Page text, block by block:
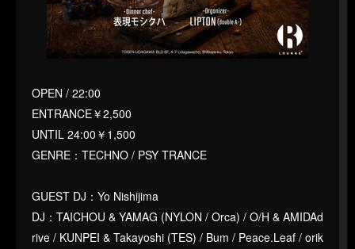
OPEN / 22:00
ENTRANCE￥2,500
UNTIL 24:00￥1,500
GENRE：TECHNO / PSY TRANCE
GUEST DJ：Yo Nishijima
DJ：TAICHOU & YAMAG (NYLON / Orca) / O/H & AMIDAd
rive / KUNPEI & Takayoshi (TES) / Bum / Peace.Leaf / orik